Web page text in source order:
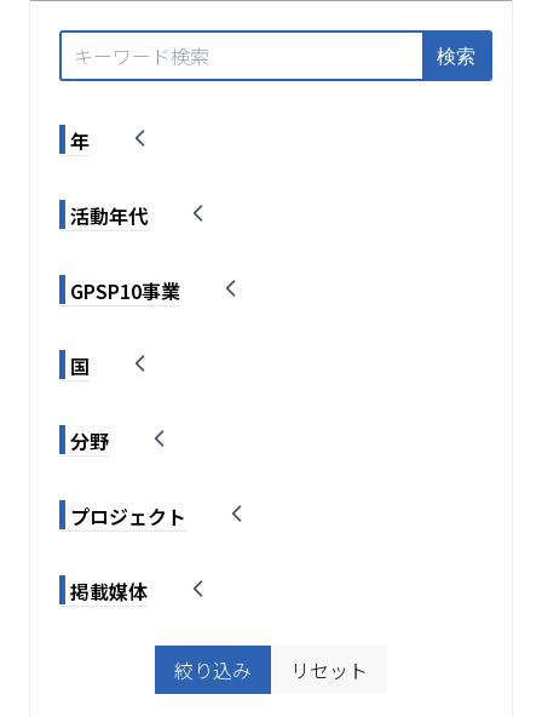
年
活動年代
GPSP10事業
国
分野
プロジェクト
掲載媒体
絞り込み リセット